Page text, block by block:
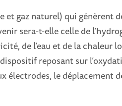
et gaz naturel) qui génèrent
sera-t-elle celle de
de l’eau et de la chaleur
reposant sur
électrodes, le déplacement